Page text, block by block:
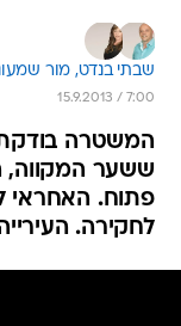
שבתי בנדט, מור
15.9.2013 / 7:00
המשטרה
ששער המקווה,
פתוח. האחראי
לחקירה.